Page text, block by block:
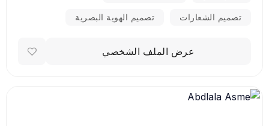
تصميم الشعارات تصميم الهوية البصرية
عرض الملف الشخصي